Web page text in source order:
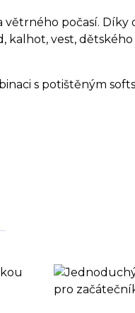
počasí.
kalhot, vest,
s potištěným